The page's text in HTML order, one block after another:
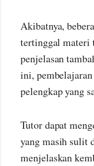
Akibatnya,
tertinggal materi
penjelasan
ini,
pelengkap yang
Tutor dapat
yang masih sulit
menjelaskan